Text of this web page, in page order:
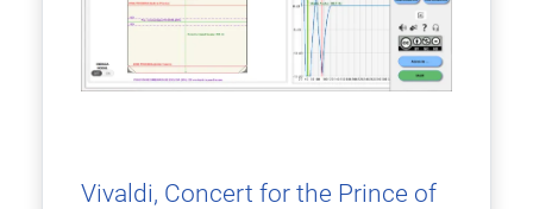
Vivaldi, Concert for the Prince of